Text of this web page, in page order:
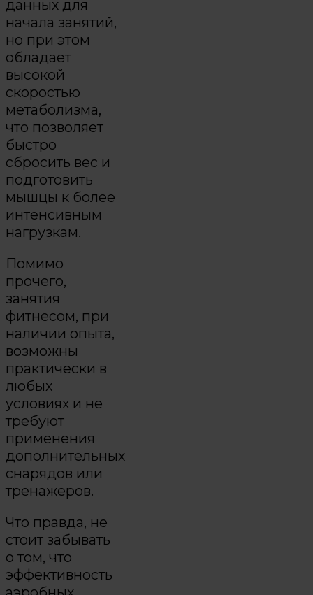
данных для
начала занятий,
но при этом
обладает
высокой
скоростью
метаболизма,
что позволяет
быстро
сбросить вес и
подготовить
мышцы к более
интенсивным
нагрузкам.
Помимо
прочего,
занятия
фитнесом, при
наличии опыта,
возможны
практически в
любых
условиях и не
требуют
применения
дополнительных
снарядов или
тренажеров.
Что правда, не
стоит забывать
о том, что
эффективность